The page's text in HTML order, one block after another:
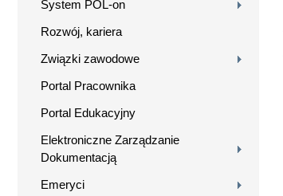
System POL-on
Rozwój, kariera
Związki zawodowe
Portal Pracownika
Portal Edukacyjny
Elektroniczne Zarządzanie
Dokumentacją
Emeryci